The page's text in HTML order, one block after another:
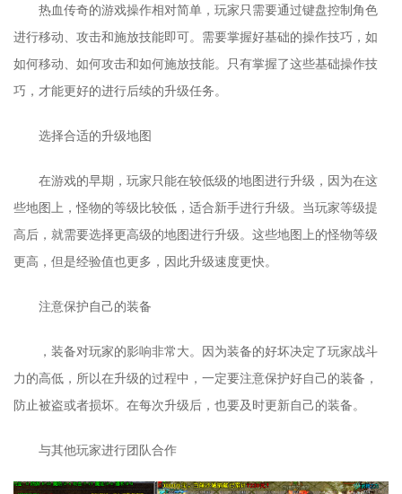
热血传奇的游戏操作相对简单，玩家只需要通过键盘控制角色
进行移动、攻击和施放技能即可。需要掌握好基础的操作技巧，如
如何移动、如何攻击和如何施放技能。只有掌握了这些基础操作技
巧，才能更好的进行后续的升级任务。
选择合适的升级地图
在游戏的早期，玩家只能在较低级的地图进行升级，因为在这
些地图上，怪物的等级比较低，适合新手进行升级。当玩家等级提
高后，就需要选择更高级的地图进行升级。这些地图上的怪物等级
更高，但是经验值也更多，因此升级速度更快。
注意保护自己的装备
，装备对玩家的影响非常大。因为装备的好坏决定了玩家战斗
力的高低，所以在升级的过程中，一定要注意保护好自己的装备，
防止被盗或者损坏。在每次升级后，也要及时更新自己的装备。
与其他玩家进行团队合作